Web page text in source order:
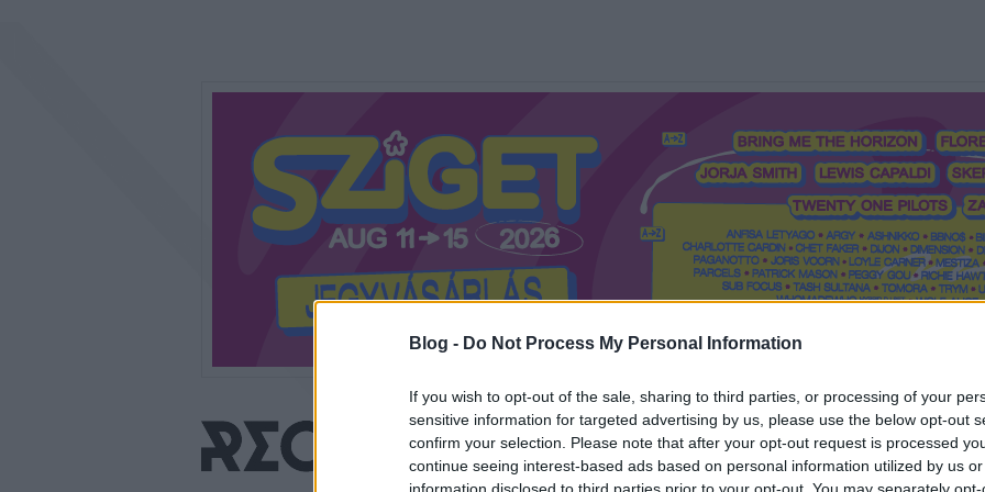
Blog - Do Not Process My Personal Information
If you wish to opt-out of the sale, sharing to third parties, or processing of your
sensitive information for targeted advertising by us, please use the below opt-out
confirm your selection. Please note that after your opt-out request is processed
continue seeing interest-based ads based on personal information utilized by us
Mi a Recorder? Hol a Recorder? Előfizetés Régi Recorderek